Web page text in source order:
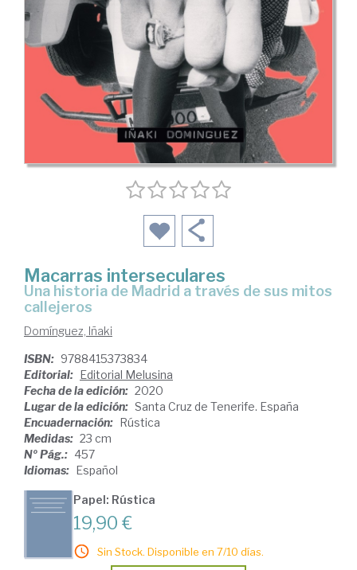
Macarras interseculares
Una historia de Madrid a través de sus mitos
callejeros
Domínguez, Iñaki
ISBN: 9788415373834
Editorial: Editorial Melusina
Fecha de la edición: 2020
Lugar de la edición: Santa Cruz de Tenerife. España
Encuadernación: Rústica
Medidas: 23 cm
Nº Pág.: 457
Idiomas: Español
Papel: Rústica
19,90 €
Sin Stock. Disponible en 7/10 días.